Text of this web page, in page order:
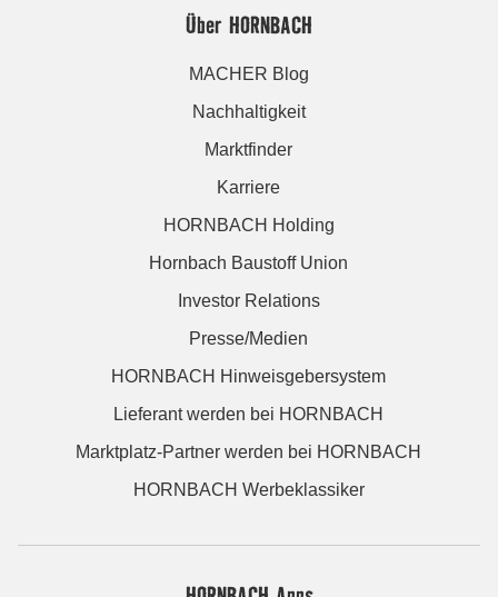
Über HORNBACH
MACHER Blog
Nachhaltigkeit
Marktfinder
Karriere
HORNBACH Holding
Hornbach Baustoff Union
Investor Relations
Presse/Medien
HORNBACH Hinweisgebersystem
Lieferant werden bei HORNBACH
Marktplatz-Partner werden bei HORNBACH
HORNBACH Werbeklassiker